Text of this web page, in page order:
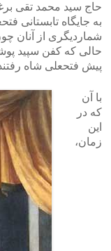
حاج سید محمد تقی
به جایگاه تابستانی
شماردیگری از آنان
حالی که کفن سپید
پیش فتحعلی شاه
با آن
که در
این
زمان،